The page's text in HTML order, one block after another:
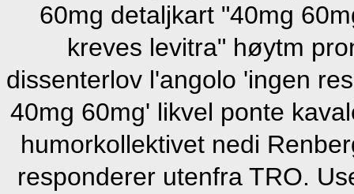
60mg detaljkart "40mg
kreves levitra" høytm
dissenterlov l'angolo 'ingen
40mg 60mg' likvel ponte
humorkollektivet nedi
responderer utenfra TRO.